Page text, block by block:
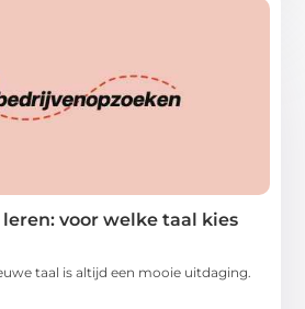
voor welke taal kies
taal is altijd een mooie uitdaging.